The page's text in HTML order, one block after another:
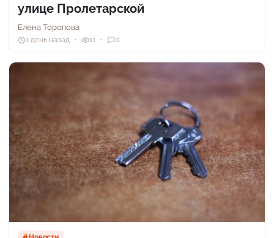
улице Пролетарской
Елена Торопова
1 день назад 11 0